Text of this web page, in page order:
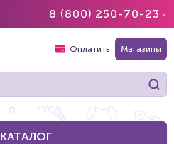
8 (800) 250-70-23
Оплатить Магазины
КАТАЛОГ